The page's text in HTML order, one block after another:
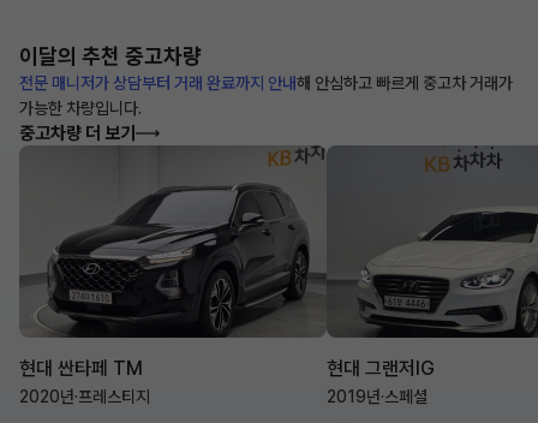
이달의 추천 중고차량
전문 매니저가 상담부터 거래 완료까지 안내해 안심하고 빠르게 중고차 거래가
가능한 차량입니다.
중고차량 더 보기
현대 싼타페 TM
2020년·프레스티지
현대 그랜저IG
2019년·스페셜